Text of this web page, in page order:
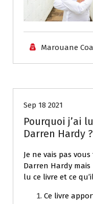
Marouane
Sep 18 2021
Pourquoi j’ai
Darren Hardy ?
Je ne vais pas
Darren Hardy
lu ce livre et ce
Ce livre